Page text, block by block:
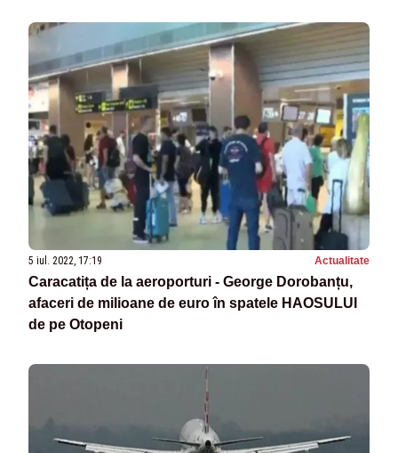
5 iul. 2022, 17:19 Actualitate
Caracatița de la aeroporturi - George Dorobanțu,
afaceri de milioane de euro în spatele HAOSULUI
de pe Otopeni